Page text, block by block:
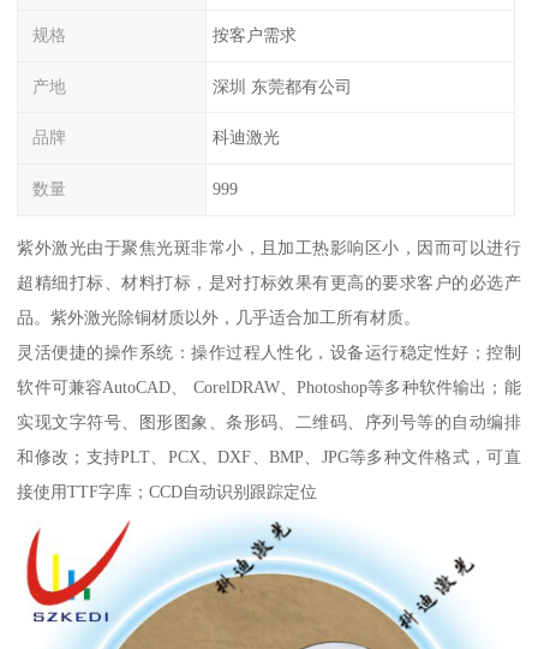
规格 按客户需求
产地 深圳 东莞都有公司
品牌 科迪激光
数量 999
紫外激光由于聚焦光斑非常小，且加工热影响区小，因而可以进行
超精细打标、材料打标，是对打标效果有更高的要求客户的必选产
品。紫外激光除铜材质以外，几乎适合加工所有材质。
灵活便捷的操作系统：操作过程人性化，设备运行稳定性好；控制
软件可兼容AutoCAD、 CorelDRAW、Photoshop等多种软件输出；能
实现文字符号、图形图象、条形码、二维码、序列号等的自动编排
和修改；支持PLT、PCX、DXF、BMP、JPG等多种文件格式，可直
接使用TTF字库；CCD自动识别跟踪定位